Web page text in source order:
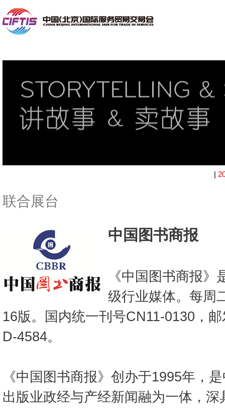
|
联合展台
中国图书商报
《中国图书商报
级行业媒体。每周
16版。国内统一刊号CN11-0130，
D-4584。
《中国图书商报》创办于1995年，
出版业政经与产经新闻融为一体，